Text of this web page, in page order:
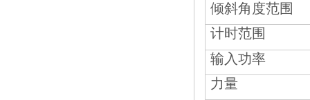
倾斜角度范围
计时范围
输入功率
力量